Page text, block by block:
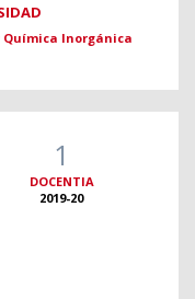
Química Inorgánica
1
DOCENTIA
2019-20